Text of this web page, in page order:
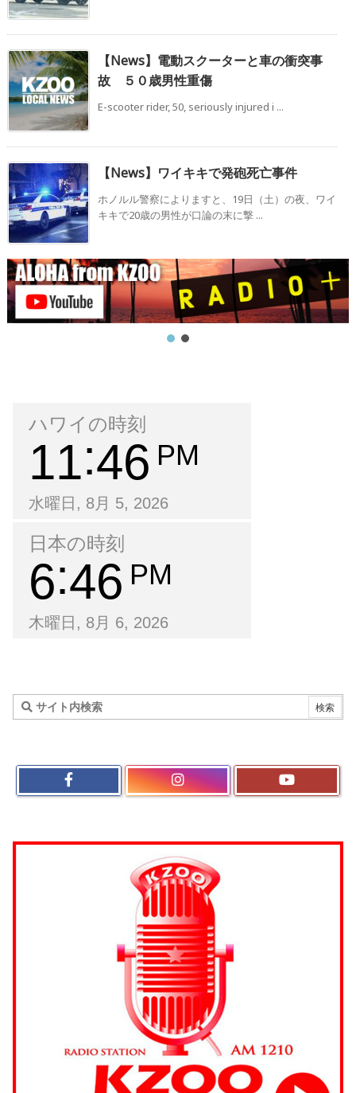
【News】電動スクーターと車の衝突事
故 ５０歳男性重傷
E-scooter rider, 50, seriously injured i ...
【News】ワイキキで発砲死亡事件
ホノルル警察によりますと、19日（土）の夜、ワイ
キキで20歳の男性が口論の末に撃 ...
ハワイの時刻
11 46 PM
水曜日, 8月 5, 2026
日本の時刻
6 46 PM
木曜日, 8月 6, 2026